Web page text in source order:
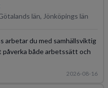
län, Jönköpings län
arbetar du med samhällsviktig
både arbetssätt och
2026-08-16